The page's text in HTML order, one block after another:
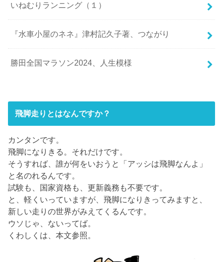
いねむりランニング（１）
『水車小屋のネネ』津村記久子著、つながり
勝田全国マラソン2024、人生模様
飛脚走りとはなんですか？
カンタンです。
飛脚になりきる。それだけです。
そうすれば、誰が何をいおうと「アッシは飛脚なんよ」
と名のれるんです。
試験も、国家資格も、更新義務も不要です。
と、軽くいっていますが、飛脚になりきってみますと、
新しい走りの世界がみえてくるんです。
ウソじゃ、ないってば。
くわしくは、本文参照。